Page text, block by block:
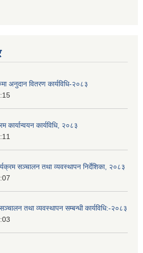
अनुदान वितरण कार्यविधि-२०८३
कार्यान्वयन कार्यविधि, २०८३
सञ्चालन तथा व्यवस्थापन निर्देशिका, २०८३
तथा व्यवस्थापन सम्बन्धी कार्यविधि:-२०८३